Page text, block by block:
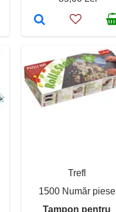
Trefl
1500 Număr piese
Tampon pentru